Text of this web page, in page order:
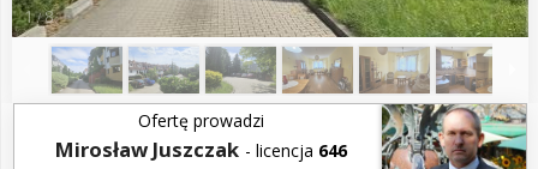
1/8
Ofertę prowadzi
Mirosław Juszczak - licencja 646